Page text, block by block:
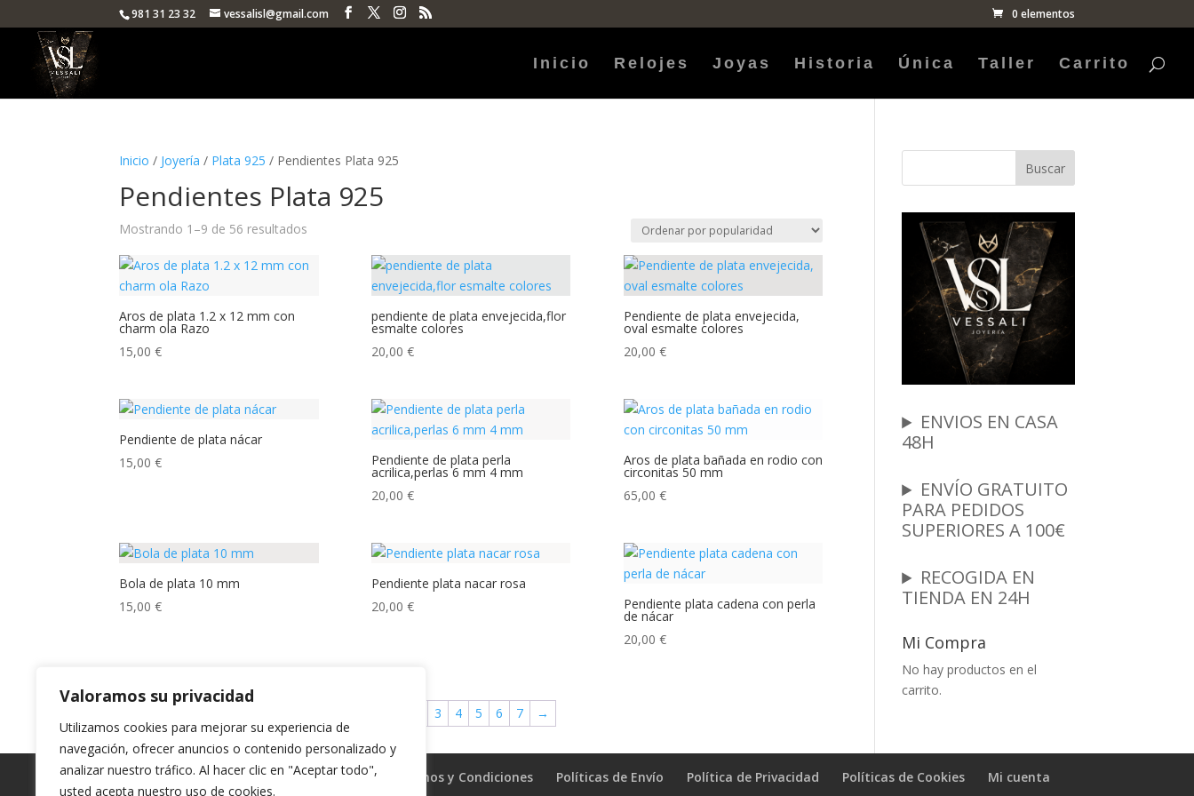
Valoramos su privacidad
Utilizamos cookies para mejorar su experiencia de
navegación, ofrecer anuncios o contenido personalizado y
analizar nuestro tráfico. Al hacer clic en "Aceptar todo",
usted acepta nuestro uso de cookies.
981 31 23 32 vessalisl@gmail.com 0 elementos
Inicio Relojes Joyas Historia Única Taller Carrito
Inicio / Joyería / Plata 925 / Pendientes Plata 925
Pendientes Plata 925
Mostrando 1–9 de 56 resultados
popularidad
Aros de plata 1.2 x 12 mm con
charm ola Razo
15,00€
pendiente de plata envejecida,flor
esmalte colores
20,00 €
Pendiente de plata envejecida,
oval esmalte colores
20,00 €
Pendiente de plata nácar
15,00€ Pendiente de plata perla
acrilica,perlas 6 mm 4 mm
20,00 €
Aros de plata bañada en rodio con
circonitas 50 mm
65,00 €
Bola de plata 10 mm
15,00€
Pendiente plata nacar rosa
20,00 € Pendiente plata cadena con perla
de nácar
20,00 €
3 4 5 6 7 →
Buscar
ENVIOS EN CASA
48H
ENVÍO GRATUITO
PARA PEDIDOS
SUPERIORES A 100€
RECOGIDA EN
TIENDA EN 24H
Mi Compra
No hay productos en el
carrito.
Garantia y Autenticidad Aviso Legal Términos y Condiciones Políticas de Envío Política de Privacidad Políticas de Cookies Mi cuenta